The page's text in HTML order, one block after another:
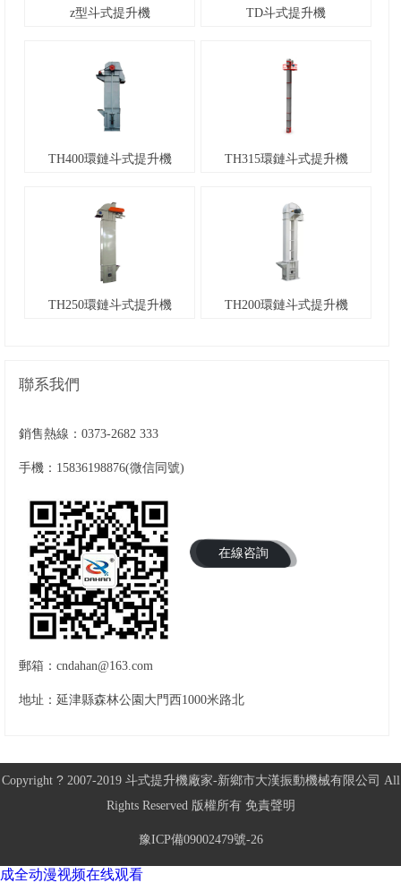
z型斗式提升機 TD斗式提升機
TH400環鏈斗式提升機 TH315環鏈斗式提升機
TH250環鏈斗式提升機 TH200環鏈斗式提升機
聯系我們
銷售熱線： 0373-2682 333
手機：15836198876(微信同號)
在線咨詢
郵箱：cndahan@163.com
地址：延津縣森林公園大門西1000米路北
Copyright ?2007-2019 斗式提升機廠家-新鄉市大漢振動機械有限公司 All
Rights Reserved 版權所有 免責聲明
豫ICP備09002479號-26
成全动漫视频在线观看